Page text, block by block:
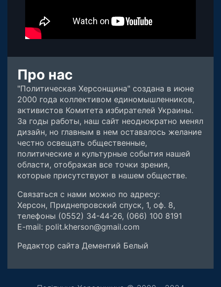
Про нас
"Политическая Херсонщина" создана в июне
2000 года коллективом единомышленников,
активистов Комитета избирателей Украины.
За годы работы, наш сайт неоднократно менял
дизайн, но главным в нем оставалось желание
честно освещать общественные,
политические и культурные события нашей
области, отображая все точки зрения,
которые присутствуют в нашем обществе.
Связаться с нами можно по адресу:
Херсон, Приднепровский спуск, 1, оф. 8,
телефоны (0552) 34-44-26, (066) 100 8191
E-mail: polit.kherson@gmail.com
Редактор сайта Дементий Белый